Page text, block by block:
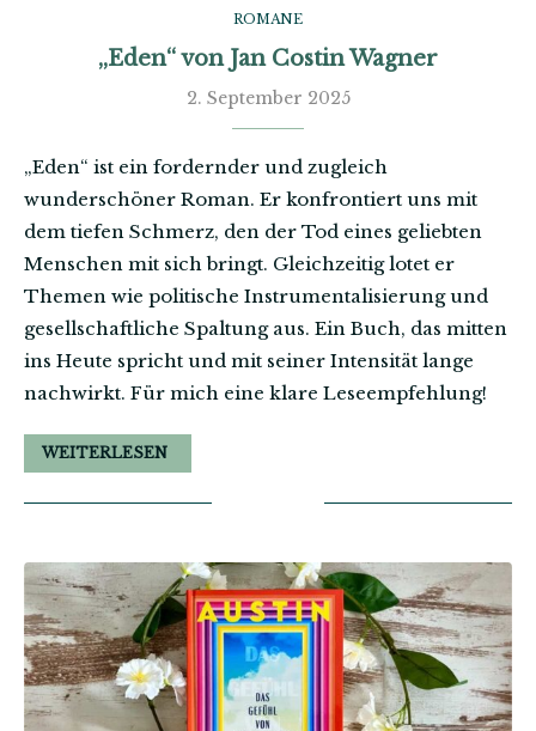
ROMANE
„Eden“ von Jan Costin Wagner
2. September 2025
„Eden“ ist ein fordernder und zugleich
wunderschöner Roman. Er konfrontiert uns mit
dem tiefen Schmerz, den der Tod eines geliebten
Menschen mit sich bringt. Gleichzeitig lotet er
Themen wie politische Instrumentalisierung und
gesellschaftliche Spaltung aus. Ein Buch, das mitten
ins Heute spricht und mit seiner Intensität lange
nachwirkt. Für mich eine klare Leseempfehlung!
WEITERLESEN